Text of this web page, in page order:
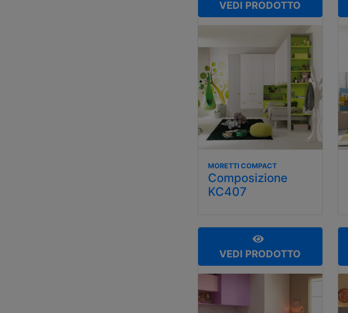
VEDI PRODOTTO
MORETTI COMPACT
Composizione
KC407
VEDI PRODOTTO